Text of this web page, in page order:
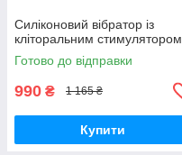
Силіконовий вібратор із
кліторальним стимулятором
Готово до відправки
990 ₴ 1 165 ₴
Купити